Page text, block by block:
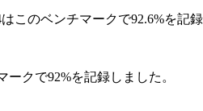
はこのベンチマークで92.6%を記
ークで92%を記録しました。